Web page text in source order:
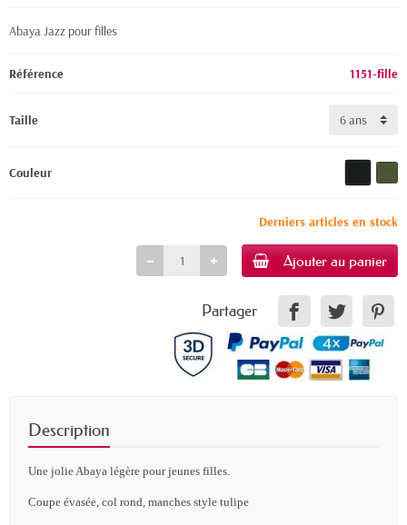
Abaya Jazz pour filles
Référence 1151-fille
Taille
Couleur
Derniers articles en stock
Ajouter au panier
Partager
Description
Une jolie Abaya légère pour jeunes filles.
Coupe évasée, col rond, manches style tulipe